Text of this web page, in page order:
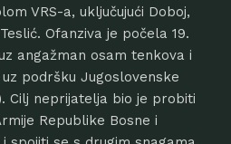
VRS-a, uključujući Doboj,
Ofanziva je počela 19.
angažman osam tenkova i
podršku Jugoslovenske
Cilj neprijatelja bio je probiti
Republike Bosne i